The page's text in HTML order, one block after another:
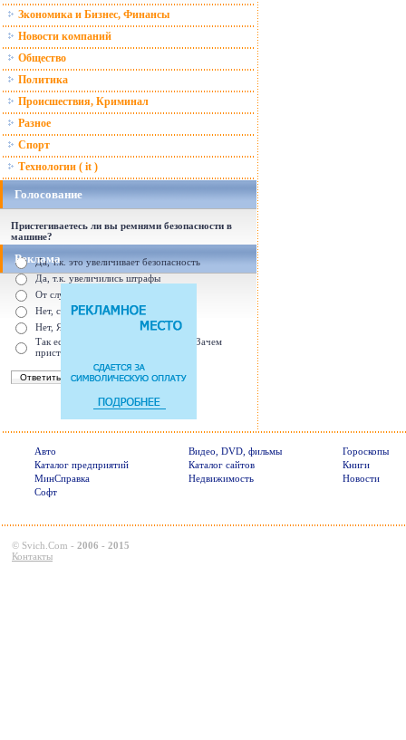
Зкономика и Бизнес, Финансы
Новости компаний
Общество
Политика
Происшествия, Криминал
Разное
Спорт
Технологии ( it )
Голосование
Пристегиваетесь ли вы ремнями безопасности в
машине?
Да, т.к. это увеличивает безопасность
Да, т.к. увеличились штрафы
От случая к случаю...
Нет, с ремнем не удобно
Нет, Я уверен в себе
Так есть же подушки безопасности! Зачем
пристегива
Реклама
Авто Видео, DVD, фильмы
Гороскопы
Каталог предприятий
Каталог сайтов
Книги
МинСправка
Недвижимость
Новости
Софт
© Svich.Com - 2006 - 2015
Контакты